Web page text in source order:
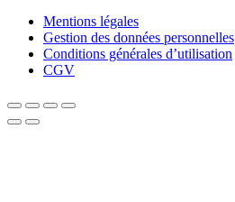
Mentions légales
Gestion des données personnelles
Conditions générales d’utilisation
CGV